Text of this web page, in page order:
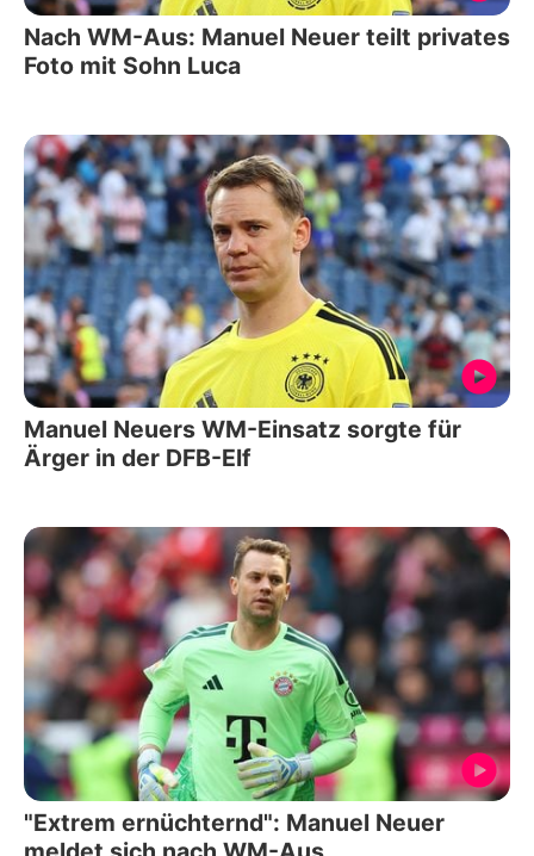
Nach WM-Aus: Manuel Neuer teilt privates
Foto mit Sohn Luca
Manuel Neuers WM-Einsatz sorgte für
Ärger in der DFB-Elf
"Extrem ernüchternd": Manuel Neuer